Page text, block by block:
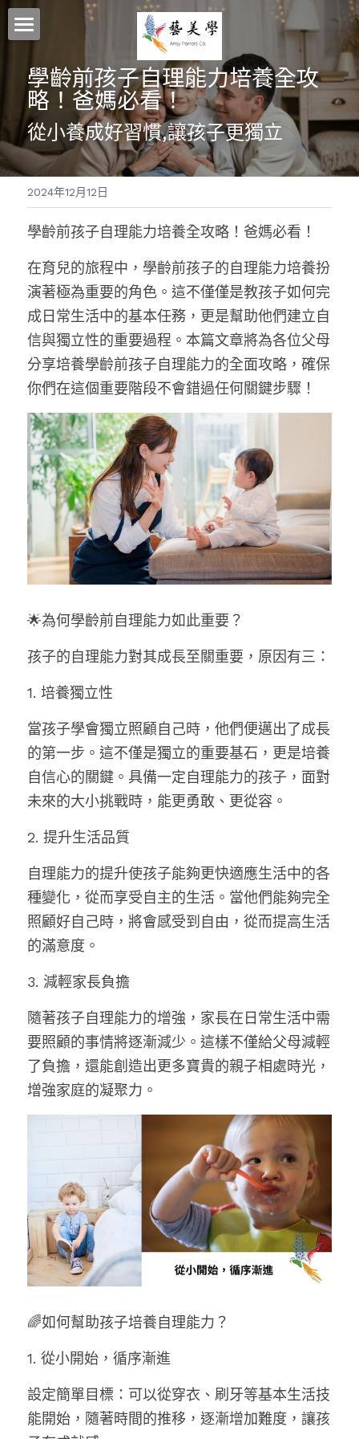
關於藝美學
我們的理念
藝美學師資團隊
藝美學舞蹈教室租借 專業環境設備介紹
探索更多
藝美學部落格社群媒體
按年齡選課
寶寶成長系列課程
幼兒課程
兒童課程
青少年課程
我們的教學系統
讓孩子愛上英語
CELT創意英語 - 探索英語學習的樂趣
ABC戲劇屋
全球教育英語教材的領航者
舞蹈課程
英國皇家芭蕾舞蹈教學系統
親子律動
音樂課程
藝美學音樂教學系統
最好的幼兒舞蹈基礎教育
藝美學寶寶FunFun音樂，1-3歲兒童音
樂啟蒙
動感AI教學系統
幼兒塗鴉/寶寶塗鴉
創藝美術教學系統
國內外冬夏令營
2026冬令營
多倫多生活藝術夏令營
過去國內營隊
2025夏令營
2024夏令營
2024冬令營
2023夏令營
國小素養共學基地
放學後孩子最期待的地方在這裡
搜索
報名優惠體驗
學齡前孩子自理能力培養全攻
略！爸媽必看！
從小養成好習慣,讓孩子更獨立
2024年12月12日
學齡前孩子自理能力培養全攻略！爸媽必看！
在育兒的旅程中，學齡前孩子的自理能力培養扮
演著極為重要的角色。這不僅僅是教孩子如何完
成日常生活中的基本任務，更是幫助他們建立自
信與獨立性的重要過程。本篇文章將為各位父母
分享培養學齡前孩子自理能力的全面攻略，確保
你們在這個重要階段不會錯過任何關鍵步驟！
🌟為何學齡前自理能力如此重要？
孩子的自理能力對其成長至關重要，原因有三：
1. 培養獨立性
當孩子學會獨立照顧自己時，他們便邁出了成長
的第一步。這不僅是獨立的重要基石，更是培養
自信心的關鍵。具備一定自理能力的孩子，面對
未來的大小挑戰時，能更勇敢、更從容。
2. 提升生活品質
自理能力的提升使孩子能夠更快適應生活中的各
種變化，從而享受自主的生活。當他們能夠完全
照顧好自己時，將會感受到自由，從而提高生活
的滿意度。
3. 減輕家長負擔
隨著孩子自理能力的增強，家長在日常生活中需
要照顧的事情將逐漸減少。這樣不僅給父母減輕
了負擔，還能創造出更多寶貴的親子相處時光，
增強家庭的凝聚力。
🌈如何幫助孩子培養自理能力？
1. 從小開始，循序漸進
設定簡單目標：可以從穿衣、刷牙等基本生活技
能開始，隨著時間的推移，逐漸增加難度，讓孩